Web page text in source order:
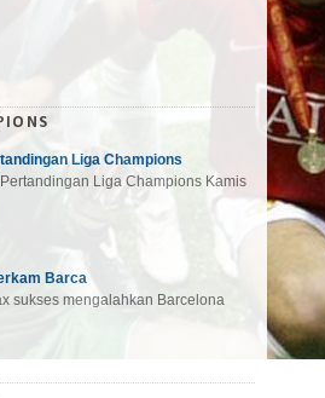
Liga Champions
Liga Champions Kamis
Barca
sukses mengalahkan Barcelona